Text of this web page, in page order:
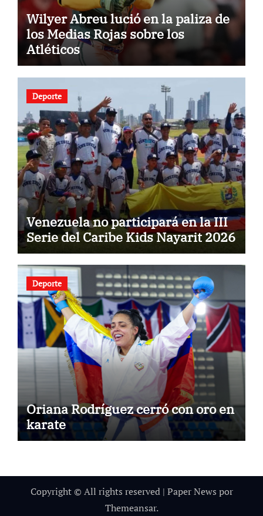
Wilyer Abreu lució en la paliza de
los Medias Rojas sobre los
Atléticos
Deporte
Venezuela no participará en la III
Serie del Caribe Kids Nayarit 2026
Deporte
Oriana Rodríguez cerró con oro en
karate
Copyright © All rights reserved | Paper News por
Themeansar.